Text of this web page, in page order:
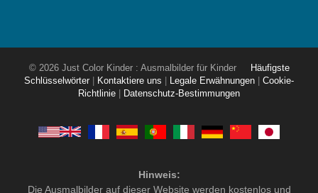
© 2026 Just Color Kinder : Ausmalbilder für Kinder
Häufigste
Schlüsselwörter
Kontaktiere uns Legale Erwähnungen
Cookie-
Richtlinie
Datenschutz-Bestimmungen
Hinweis:
Die Ausmalbilder auf dieser Website werden kostenlos und